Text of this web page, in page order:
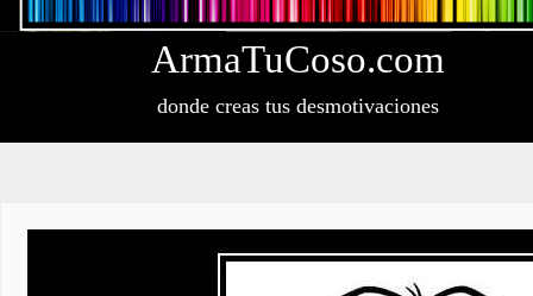
ArmaTuCoso.com
donde creas tus desmotivaciones